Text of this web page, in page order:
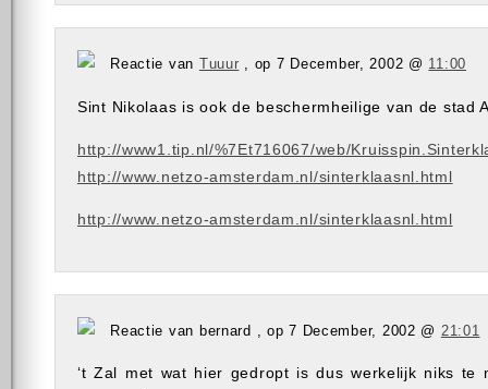
Reactie van Tuuur , op 7 December, 2002 @ 11:00
Sint Nikolaas is ook de beschermheilige van de stad
http://www1.tip.nl/%7Et716067/web/
http://www.netzo-amsterdam.nl/sinterklaasnl.html
http://www.netzo-amsterdam.nl/sinterklaasnl.html
Reactie van bernard , op 7 December, 2002 @ 21:01
‘t Zal met wat hier gedropt is dus werkelijk niks te